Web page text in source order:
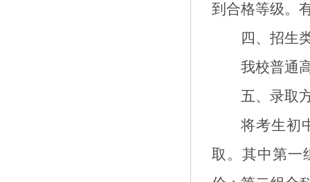
到合格等级。
四、招生
我校普通
五、录取
将考生初
取。其中第一